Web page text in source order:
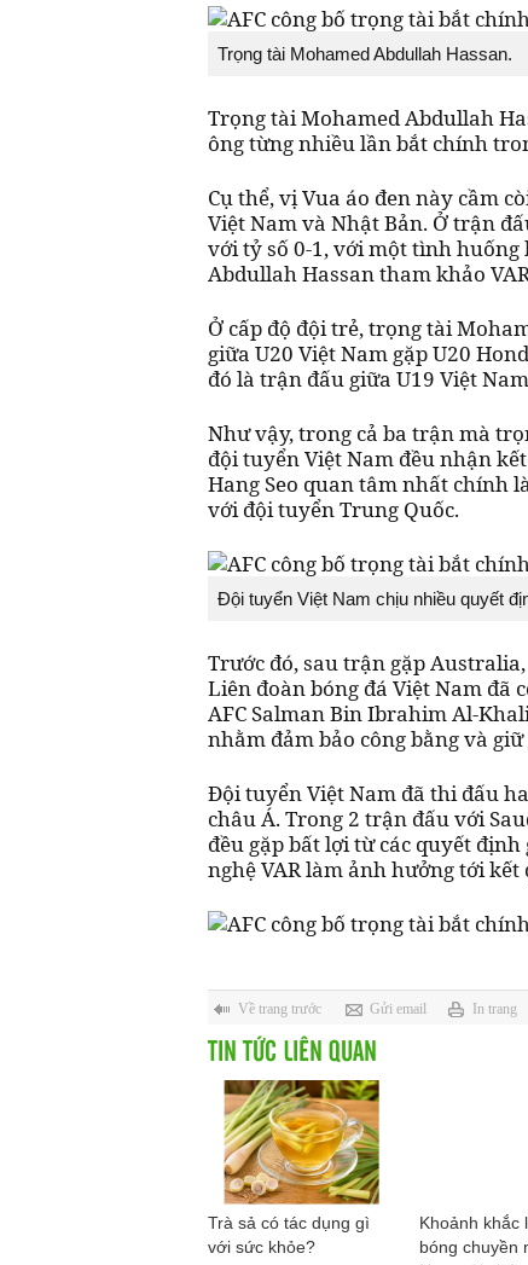
Trọng tài Mohamed Abdullah Hassan.
Trọng tài Mohamed Abdullah
ông từng nhiều lần bắt chính
Cụ thể, vị Vua áo đen này cầm
Việt Nam và Nhật Bản. Ở trận
với tỷ số 0-1, với một tình
Abdullah Hassan tham khảo
Ở cấp độ đội trẻ, trọng tài
giữa U20 Việt Nam gặp U20
đó là trận đấu giữa U19 Việt
Như vậy, trong cả ba trận mà
đội tuyển Việt Nam đều nhận
Hang Seo quan tâm nhất chính
với đội tuyển Trung Quốc.
Đội tuyển Việt Nam chịu nhiều quyết
Trước đó, sau trận gặp
Liên đoàn bóng đá Việt Nam đã
AFC Salman Bin Ibrahim Al-
nhằm đảm bảo công bằng và
Đội tuyển Việt Nam đã thi đấu
châu Á. Trong 2 trận đấu với
đều gặp bất lợi từ các quyết
nghệ VAR làm ảnh hưởng tới
Về trang trước Gửi email In trang
TIN TỨC LIÊN QUAN
Trà sả có tác dụng gì
với sức khỏe?
Khoảnh khắc
bóng chuyền